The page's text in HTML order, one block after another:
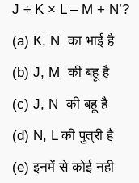
J ÷ K × L – M + N’?
(a) K, N का भाई है
(b) J, M की बहू है
(c) J, N की बहू है
(d) N, L की पुत्री है
(e) इनमें से कोई नही